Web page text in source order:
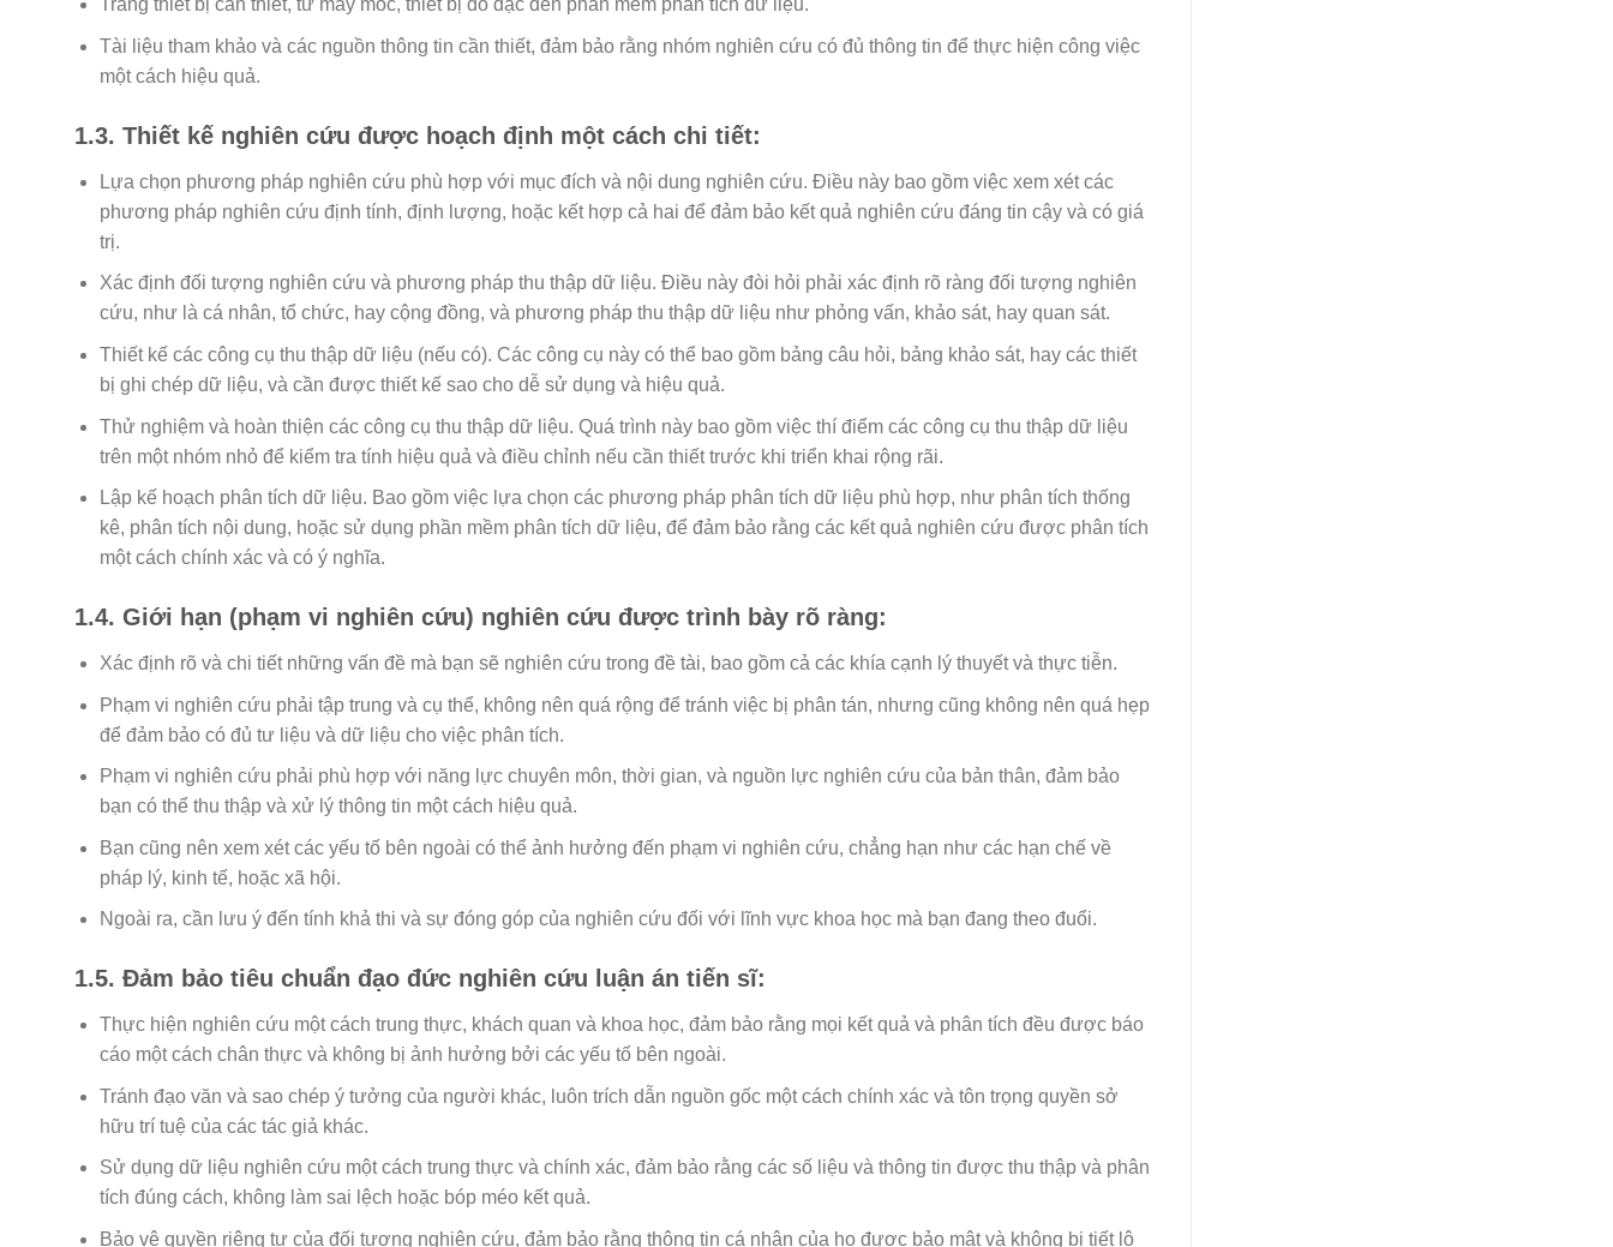
Trang thiết bị cần thiết, từ máy móc, thiết bị đo đạc đến phần mềm phân tích dữ liệu.
Tài liệu tham khảo và các nguồn thông tin cần thiết, đảm bảo rằng nhóm nghiên cứu có đủ thông tin để thực hiện công việc
một cách hiệu quả.
1.3. Thiết kế nghiên cứu được hoạch định một cách chi tiết:
Lựa chọn phương pháp nghiên cứu phù hợp với mục đích và nội dung nghiên cứu. Điều này bao gồm việc xem xét các
phương pháp nghiên cứu định tính, định lượng, hoặc kết hợp cả hai để đảm bảo kết quả nghiên cứu đáng tin cậy và có giá
trị.
Xác định đối tượng nghiên cứu và phương pháp thu thập dữ liệu. Điều này đòi hỏi phải xác định rõ ràng đối tượng nghiên
cứu, như là cá nhân, tổ chức, hay cộng đồng, và phương pháp thu thập dữ liệu như phỏng vấn, khảo sát, hay quan sát.
Thiết kế các công cụ thu thập dữ liệu (nếu có). Các công cụ này có thể bao gồm bảng câu hỏi, bảng khảo sát, hay các thiết
bị ghi chép dữ liệu, và cần được thiết kế sao cho dễ sử dụng và hiệu quả.
Thử nghiệm và hoàn thiện các công cụ thu thập dữ liệu. Quá trình này bao gồm việc thí điểm các công cụ thu thập dữ liệu
trên một nhóm nhỏ để kiểm tra tính hiệu quả và điều chỉnh nếu cần thiết trước khi triển khai rộng rãi.
Lập kế hoạch phân tích dữ liệu. Bao gồm việc lựa chọn các phương pháp phân tích dữ liệu phù hợp, như phân tích thống
kê, phân tích nội dung, hoặc sử dụng phần mềm phân tích dữ liệu, để đảm bảo rằng các kết quả nghiên cứu được phân tích
một cách chính xác và có ý nghĩa.
1.4. Giới hạn (phạm vi nghiên cứu) nghiên cứu được trình bày rõ ràng:
Xác định rõ và chi tiết những vấn đề mà bạn sẽ nghiên cứu trong đề tài, bao gồm cả các khía cạnh lý thuyết và thực tiễn.
Phạm vi nghiên cứu phải tập trung và cụ thể, không nên quá rộng để tránh việc bị phân tán, nhưng cũng không nên quá hẹp
để đảm bảo có đủ tư liệu và dữ liệu cho việc phân tích.
Phạm vi nghiên cứu phải phù hợp với năng lực chuyên môn, thời gian, và nguồn lực nghiên cứu của bản thân, đảm bảo
bạn có thể thu thập và xử lý thông tin một cách hiệu quả.
Bạn cũng nên xem xét các yếu tố bên ngoài có thể ảnh hưởng đến phạm vi nghiên cứu, chẳng hạn như các hạn chế về
pháp lý, kinh tế, hoặc xã hội.
Ngoài ra, cần lưu ý đến tính khả thi và sự đóng góp của nghiên cứu đối với lĩnh vực khoa học mà bạn đang theo đuổi.
1.5. Đảm bảo tiêu chuẩn đạo đức nghiên cứu luận án tiến sĩ:
Thực hiện nghiên cứu một cách trung thực, khách quan và khoa học, đảm bảo rằng mọi kết quả và phân tích đều được báo
cáo một cách chân thực và không bị ảnh hưởng bởi các yếu tố bên ngoài.
Tránh đạo văn và sao chép ý tưởng của người khác, luôn trích dẫn nguồn gốc một cách chính xác và tôn trọng quyền sở
hữu trí tuệ của các tác giả khác.
Sử dụng dữ liệu nghiên cứu một cách trung thực và chính xác, đảm bảo rằng các số liệu và thông tin được thu thập và phân
tích đúng cách, không làm sai lệch hoặc bóp méo kết quả.
Bảo vệ quyền riêng tư của đối tượng nghiên cứu, đảm bảo rằng thông tin cá nhân của họ được bảo mật và không bị tiết lộ